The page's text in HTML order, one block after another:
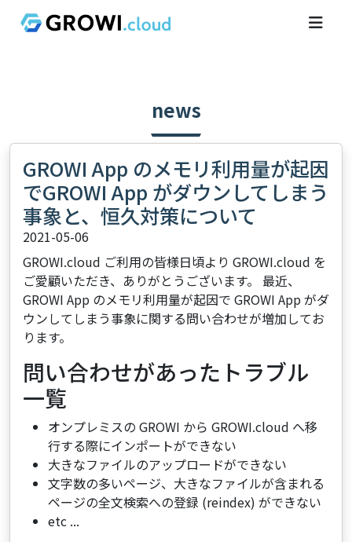
news
GROWI App のメモリ利用量が起因
でGROWI App がダウンしてしまう
事象と、恒久対策について
2021-05-06
GROWI.cloud ご利用の皆様 ​ 日頃より GROWI.cloud を
ご愛顧いただき、ありがとうございます。 最近、
GROWI App のメモリ利用量が起因で GROWI App がダ
ウンしてしまう事象に関する問い合わせが増加してお
ります。 ​
問い合わせがあったトラブル
一覧
オンプレミスの GROWI から GROWI.cloud へ移
行する際にインポートができない
大きなファイルのアップロードができない
文字数の多いページ、大きなファイルが含まれる
ページの全文検索への登録 (reindex) ができない
etc ... ​